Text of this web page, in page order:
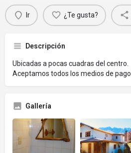
Ir ¿Te gusta?
Descripción
Ubicadas a pocas cuadras del centro.
Aceptamos todos los medios de pago.
Gallería